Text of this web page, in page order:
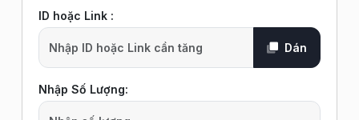
ID hoặc Link :
Dán
Nhập Số Lượng: